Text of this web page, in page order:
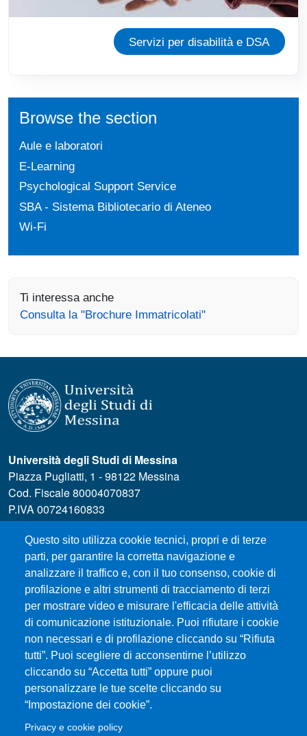
Servizi per disabilità e DSA
Browse the section
Aule e laboratori
E-Learning
Psychological Support Service
SBA - Sistema Bibliotecario di Ateneo
Wi-Fi
Ti interessa anche
Consulta la "Brochure Immatricolati"
Questo sito utilizza cookie tecnici, propri e di terze
parti, per garantire la corretta navigazione e
analizzare il traffico e, con il tuo consenso, cookie di
profilazione e altri strumenti di tracciamento di terzi
per mostrare video e misurare l'efficacia delle attività
di comunicazione istituzionale. Puoi rifiutare i cookie
non necessari e di profilazione cliccando su “Rifiuta
tutti”. Puoi scegliere di acconsentirne l’utilizzo
cliccando su “Accetta tutti” oppure puoi
personalizzare le tue scelte cliccando su
“Impostazione dei cookie”.
Privacy e cookie policy
Università degli Studi di Messina
Piazza Pugliatti, 1 - 98122 Messina
Cod. Fiscale 80004070837
P.IVA 00724160833
Centralino: 090 676 1
MENÙ SOCIAL
MENÙ FOOTER 1
Accessibility statement
Privacy and cookie policy
Modulistica
Prenotazione Aule e Laboratori Didattici
Dove ci trovi
Orientamento
Studenti UNIME